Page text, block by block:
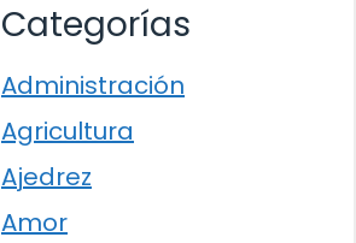
Categorías
Administración
Agricultura
Ajedrez
Amor